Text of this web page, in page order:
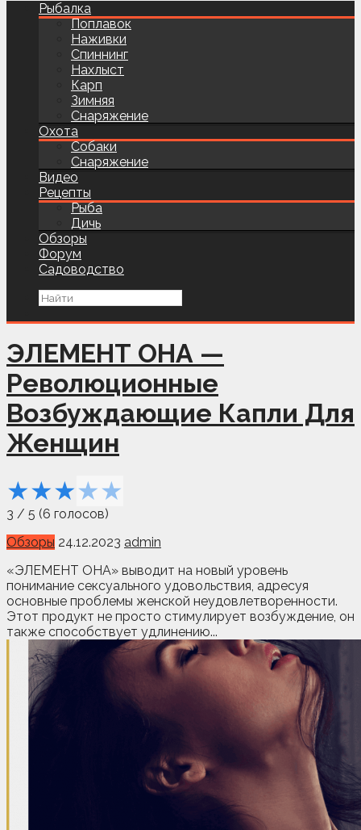
Рыбалка
Поплавок
Наживки
Спиннинг
Нахлыст
Карп
Зимняя
Снаряжение
Охота
Собаки
Снаряжение
Видео
Рецепты
Рыба
Дичь
Обзоры
Форум
Садоводство
ЭЛЕМЕНТ ОНА —
Революционные
Возбуждающие Капли Для
Женщин
★★★★★
3 / 5 (6 голосов)
Обзоры 24.12.2023 admin
«ЭЛЕМЕНТ ОНА» выводит на новый уровень
понимание сексуального удовольствия, адресуя
основные проблемы женской неудовлетворенности.
Этот продукт не просто стимулирует возбуждение, он
также способствует удлинению...